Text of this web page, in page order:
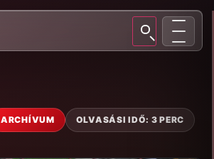
ARCHÍVUM OLVASÁSI IDŐ: 3 PERC